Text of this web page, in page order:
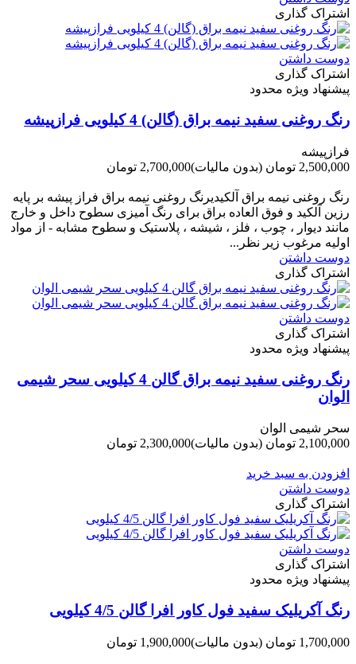
اشتراک گذاری
دوست داشتن
اشتراک گذاری
پیشنهاد ویژه محدود
رنگ روغنی سفید نیمه براق (گالن) 4 کیلویی فرازپیشه
فرازپیشه
2,500,000 تومان
(بدون مالیات)2,700,000 تومان
رنگ روغنی نیمه براق آلکیدیرنگ روغنی نیمه براق فراز پیشه بر پایه
رزین آلکید و فوق العاده براق برای رنگ آمیزی سطوح داخل و خارج
مانند دیوار ، چوب ، فلز ، شیشه ، پلاستیک و سطوح مشابه - از مواد
اولیه مرغوب زیر نظر...
دوست داشتن
اشتراک گذاری
دوست داشتن
اشتراک گذاری
پیشنهاد ویژه محدود
رنگ روغنی سفید نیمه براق گالن 4 کیلویی سحر شیمی
الوان
سحر شیمی الوان
2,100,000 تومان
(بدون مالیات)2,300,000 تومان
افزودن به سبد خرید
دوست داشتن
اشتراک گذاری
دوست داشتن
اشتراک گذاری
پیشنهاد ویژه محدود
رنگ آکریلیک سفید فول کاور افرا گالن 4/5 کیلویی
1,700,000 تومان (بدون مالیات)1,900,000 تومان